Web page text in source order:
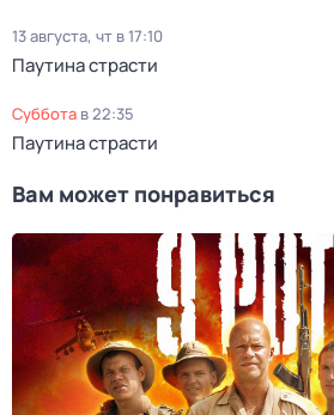
13 августа, чт в 17:10
Паутина страсти
суббота в22:35
Паутина страсти
Вам может понравиться